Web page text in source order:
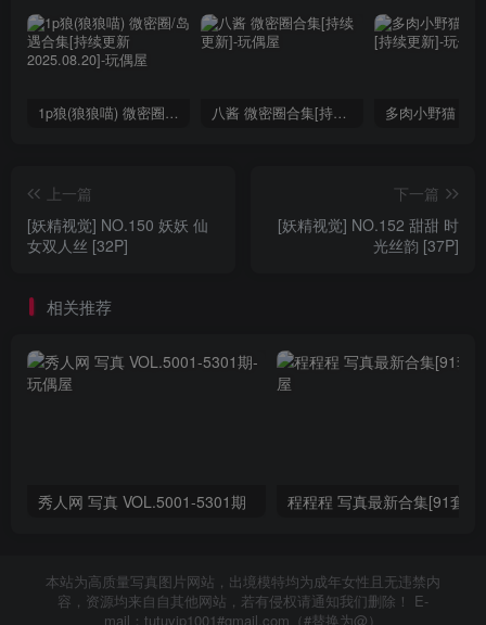
1p狼(狼狼喵) 微密圈/岛遇合集[持续更新2025.08.20] 八酱 微密圈合集[持续更新]
上一篇
[妖精视觉] NO.150 妖妖 仙
女双人丝 [32P]
下一篇
[妖精视觉] NO.152 甜甜 时
光丝韵 [37P]
相关推荐
秀人网 写真 VOL.5001-5301期 程程程 写真最新合集[91套]
本站为高质量写真图片网站，出境模特均为成年女性且无违禁内
容，资源均来自自其他网站，若有侵权请通知我们删除！ E-
mail：tutuvip1001#gmail.com（#替换为@）